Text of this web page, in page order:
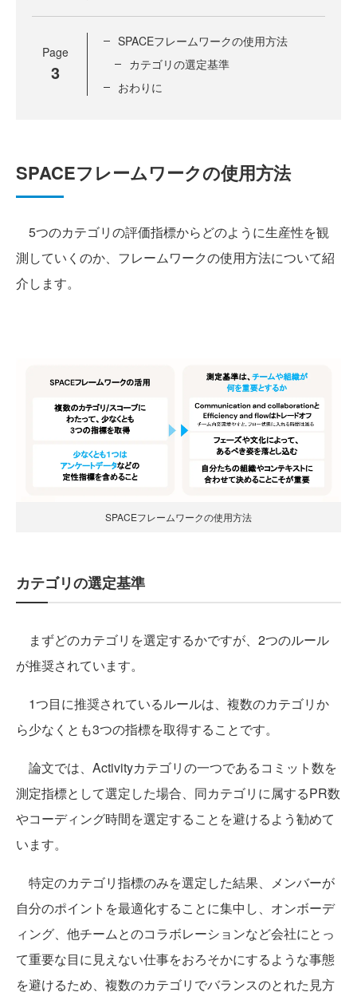
Page
3
SPACEフレームワークの使用方法
カテゴリの選定基準
おわりに
SPACEフレームワークの使用方法
5つのカテゴリの評価指標からどのように生産性を観
測していくのか、フレームワークの使用方法について紹
介します。
SPACEフレームワークの使用方法
カテゴリの選定基準
まずどのカテゴリを選定するかですが、2つのルール
が推奨されています。
1つ目に推奨されているルールは、複数のカテゴリか
ら少なくとも3つの指標を取得することです。
論文では、Activityカテゴリの一つであるコミット数を
測定指標として選定した場合、同カテゴリに属するPR数
やコーディング時間を選定することを避けるよう勧めて
います。
特定のカテゴリ指標のみを選定した結果、メンバーが
自分のポイントを最適化することに集中し、オンボーデ
ィング、他チームとのコラボレーションなど会社にとっ
て重要な目に見えない仕事をおろそかにするような事態
を避けるため、複数のカテゴリでバランスのとれた見方